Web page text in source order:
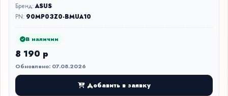
Бренд:ASUS
PN: 90MP03Z0-BMUA10
В наличии
8 190 р
Обновлено: 07.08.2026
Добавить в заявку